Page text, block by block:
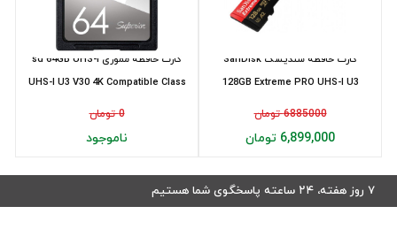
کارت حافظه مموری sd 64GB UHS-I
UHS-I U3 V30 4K Compatible Class
10 S...
0 تومان
ناموجود
کارت حافظه سنديسک SanDisk
128GB Extreme PRO UHS-I U3
microSDXC Card ...
6885000 تومان
6,899,000 تومان
۷ روز هفته، ۲۴ ساعته پاسخگوی شما هستیم